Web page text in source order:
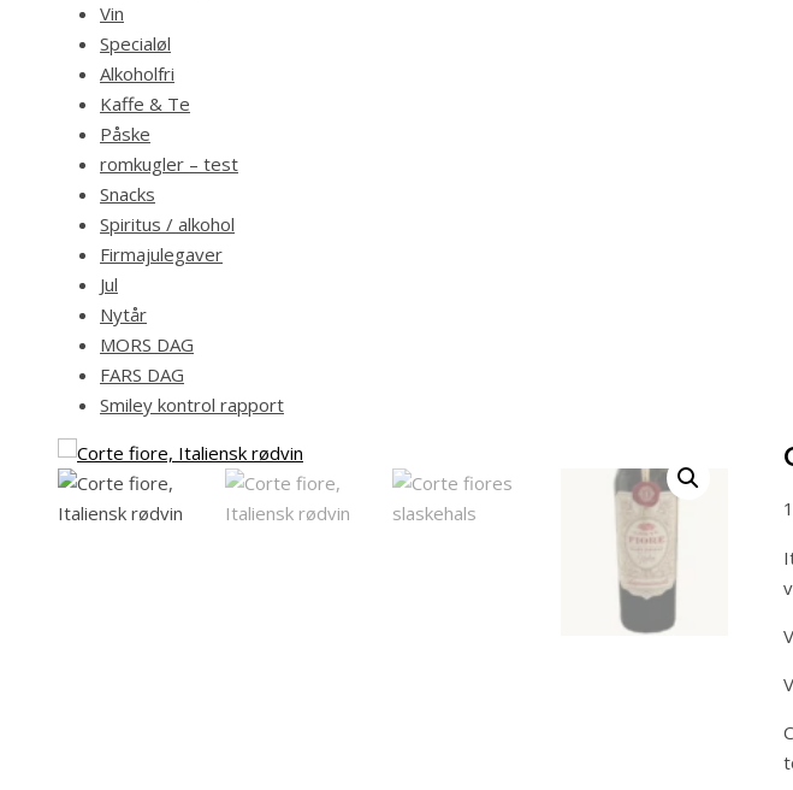
Vin
Specialøl
Alkoholfri
Kaffe & Te
Påske
romkugler – test
Snacks
Spiritus / alkohol
Firmajulegaver
Jul
Nytår
MORS DAG
FARS DAG
Smiley kontrol rapport